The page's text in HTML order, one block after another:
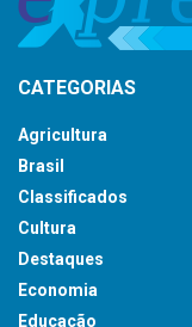
CATEGORIAS
Agricultura
Brasil
Classificados
Cultura
Destaques
Economia
Educação